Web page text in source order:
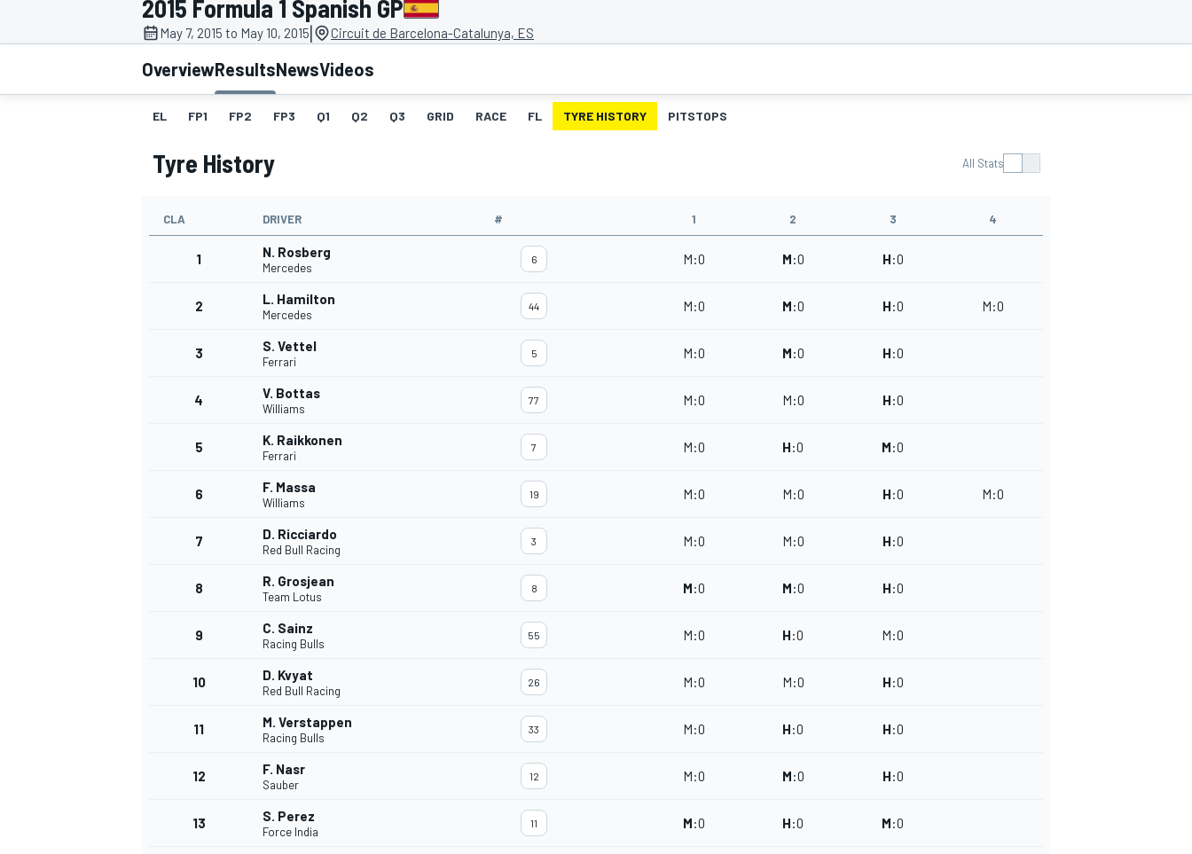
MOTOGP
2015 Formula 1 Spanish GP
May 7, 2015 to May 10, 2015| Circuit de Barcelona-Catalunya, ES
OverviewResultsNewsVideos
EL FP1 FP2 FP3 Q1 Q2 Q3 GRID RACE FL TYRE HISTORY PITSTOPS
Tyre History All Stats
CLA DRIVER # 1 2 3 4
1 N. Rosberg
Mercedes
6 M:0 M:0 H:0
2 L. Hamilton
Mercedes
44 M:0 M:0 H:0 M:0
3 S. Vettel
Ferrari
5 M:0 M:0 H:0
4 V. Bottas
Williams
77 M:0 M:0 H:0
5 K. Raikkonen
Ferrari
7 M:0 H:0 M:0
6 F. Massa
Williams
19 M:0 M:0 H:0 M:0
7 D. Ricciardo
Red Bull Racing
3 M:0 M:0 H:0
8 R. Grosjean
Team Lotus
8 M:0 M:0 H:0
9 C. Sainz
Racing Bulls
55 M:0 H:0 M:0
10 D. Kvyat
Red Bull Racing
26 M:0 M:0 H:0
11 M. Verstappen
Racing Bulls
33 M:0 H:0 H:0
12 F. Nasr
Sauber
12 M:0 M:0 H:0
13 S. Perez
Force India
11 M:0 H:0 M:0